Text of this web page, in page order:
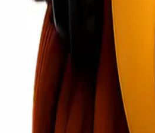
barang melalui sistem
Lionel Express menyediakan
Silangit
barang dari Jakarta ke Silangit,